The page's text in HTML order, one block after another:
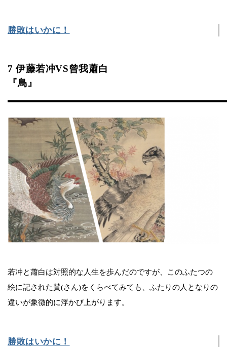
勝敗はいかに！
7 伊藤若冲VS曾我蕭白
『鳥』
若冲と蕭白は対照的な人生を歩んだのですが、このふたつの
絵に記された賛(さん)をくらべてみても、ふたりの人となりの
違いが象徴的に浮かび上がります。
勝敗はいかに！